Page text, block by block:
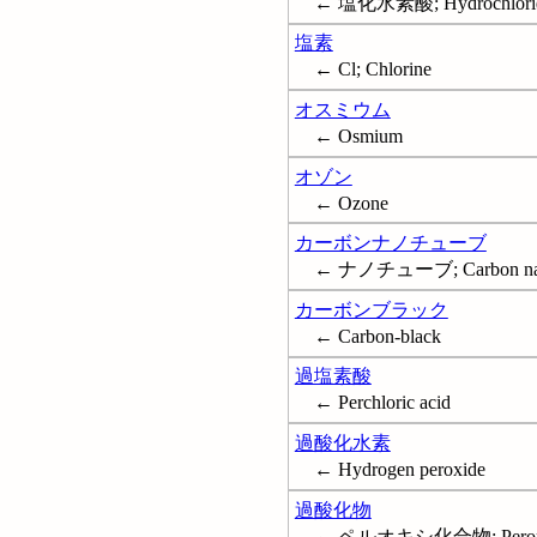
塩素
← Cl; Chlorine
オスミウム
← Osmium
オゾン
← Ozone
カーボンナノチューブ
← ナノチューブ; Carbon
カーボンブラック
← Carbon-black
過塩素酸
← Perchloric acid
過酸化水素
← Hydrogen peroxide
過酸化物